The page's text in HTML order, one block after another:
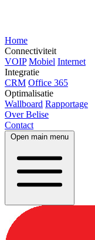
Home
Connectiviteit
VOIP Mobiel Internet
Integratie
CRM Office 365
Optimalisatie
Wallboard Rapportage
Over Belise
Contact
Open main menu